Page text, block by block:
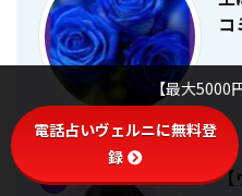
5
【
【最大5000
電話占いヴェルニに無料登
録